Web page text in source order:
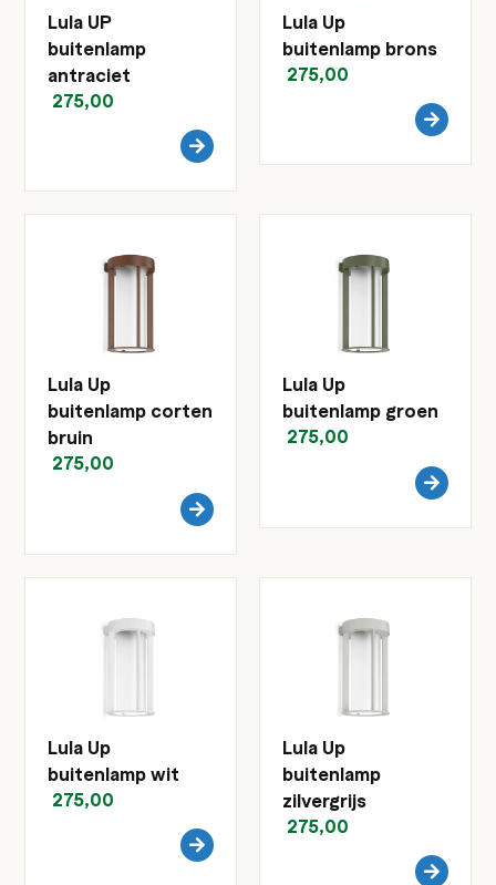
Lula UP
buitenlamp
antraciet
275,00
Lula Up
buitenlamp brons
275,00
Lula Up
buitenlamp corten
bruin
275,00
Lula Up
buitenlamp groen
275,00
Lula Up
buitenlamp wit
275,00
Lula Up
buitenlamp
zilvergrijs
275,00